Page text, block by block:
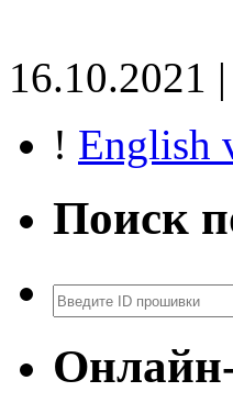
16.10.2021 |
! English
Поиск
Поиск